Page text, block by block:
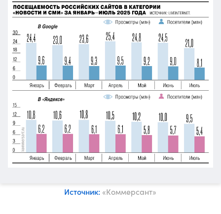
Источник: «Коммерсант»